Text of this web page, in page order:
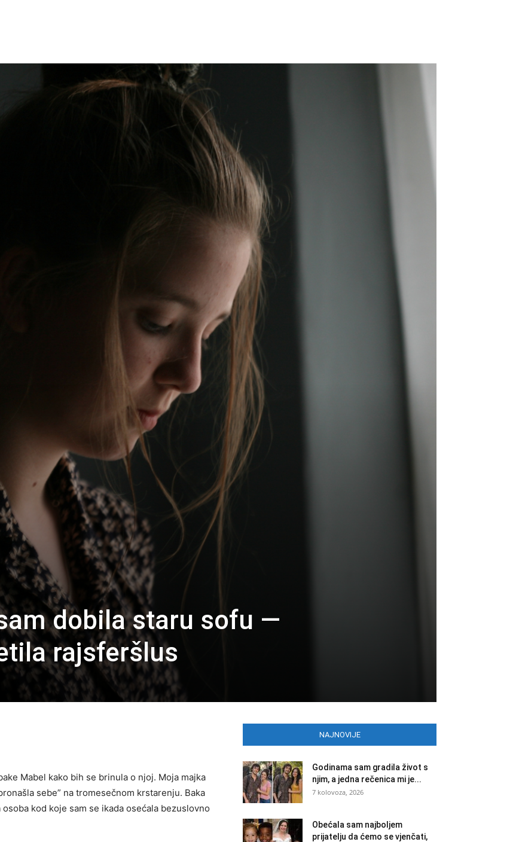
dobila staru sofu —
rajsferšlus
Mabel kako bih se brinula o njoj. Moja majka
sebe” na tromesečnom krstarenju. Baka
kod koje sam se ikada osećala bezuslovno
NAJNOVIJE
Godinama sam gradila život s
njim, a jedna rečenica mi je...
7 kolovoza, 2026
Obećala sam najboljem
prijatelju da ćemo se vjenčati,